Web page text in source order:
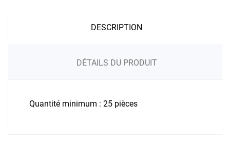
DESCRIPTION
DÉTAILS DU PRODUIT
Quantité minimum : 25 pièces